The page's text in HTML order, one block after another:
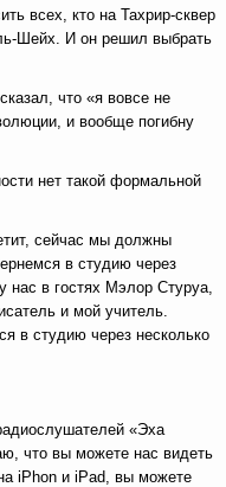
всех, кто на Тахрир-сквер
Шейх. И он решил выбрать
что «я вовсе не
и вообще погибну
нет такой формальной
сейчас мы должны
в студию через
нас в гостях Мэлор Стуруа,
и мой учитель.
в студию через несколько
«Эха
что вы можете нас видеть
iPhon и iPad, вы можете